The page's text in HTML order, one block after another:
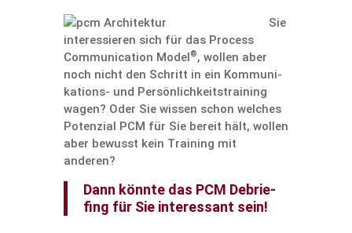
Sie
inter­es­sieren sich für das Process
Commu­ni­ca­tion Model®, wollen aber
noch nicht den Schritt in ein Kommu­ni­
ka­tions- und Persön­lich­keits­trai­ning
wagen? Oder Sie wissen schon welches
Poten­zial PCM für Sie bereit hält, wollen
aber bewusst kein Training mit
anderen?
Dann könnte das PCM Debrie­
fing für Sie inter­es­sant sein!